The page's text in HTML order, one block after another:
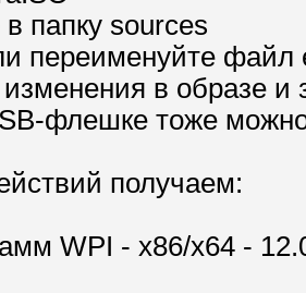
папку sources
переименуйте файл
в образе и
флешке тоже
получаем:
WPI - x86/x64 -